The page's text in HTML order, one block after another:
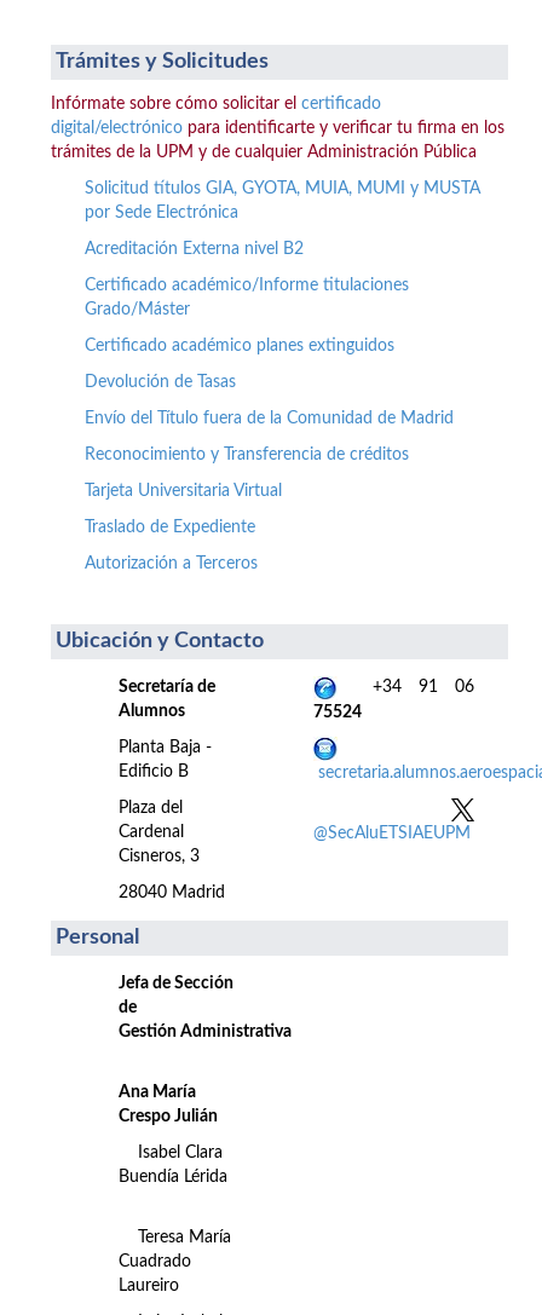
Trámites y Solicitudes
Infórmate sobre cómo solicitar el certificado
digital/electrónico para identificarte y verificar tu firma en los
trámites de la UPM y de cualquier Administración Pública
Solicitud títulos GIA, GYOTA, MUIA, MUMI y MUSTA
por Sede Electrónica
Acreditación Externa nivel B2
Certificado académico/Informe titulaciones
Grado/Máster
Certificado académico planes extinguidos
Devolución de Tasas
Envío del Título fuera de la Comunidad de Madrid
Reconocimiento y Transferencia de créditos
Tarjeta Universitaria Virtual
Traslado de Expediente
Autorización a Terceros
Ubicación y Contacto
Secretaría de
Alumnos
Planta Baja -
Edificio B
Plaza del
Cardenal
Cisneros, 3
28040 Madrid
+34 91 06
75524
@SecAluETSIAEUPM
Personal
Jefa de Sección
de
Gestión Administrativa
Ana María
Crespo Julián
Isabel Clara
Buendía Lérida
Teresa María
Cuadrado
Laureiro